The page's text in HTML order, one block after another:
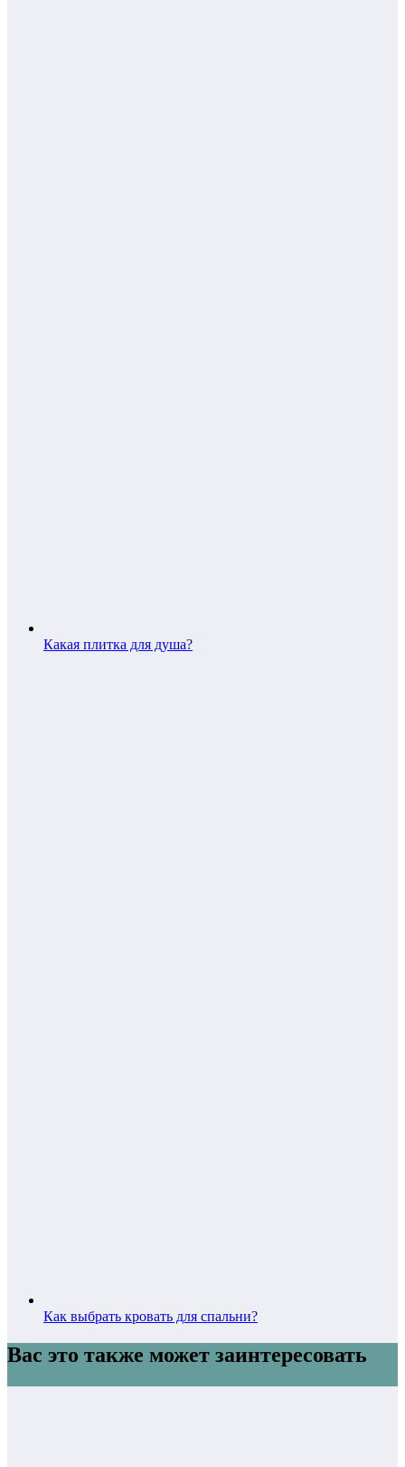
Какая плитка для душа?
Как выбрать кровать для спальни?
Вас это также может заинтересовать